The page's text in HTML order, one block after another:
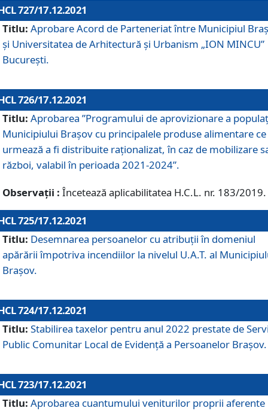
727/17.12.2021
Titlu: Aprobare Acord de Parteneriat între Municipiul
și Universitatea de Arhitectură și Urbanism „ION MINCU”
București.
726/17.12.2021
Titlu: Aprobarea ”Programului de aprovizionare a
Municipiului Braşov cu principalele produse alimentare ce
urmează a fi distribuite raționalizat, în caz de mobilizare
război, valabil în perioada 2021-2024”.
Observații : Încetează aplicabilitatea H.C.L. nr. 183/2019.
725/17.12.2021
Titlu: Desemnarea persoanelor cu atribuții în domeniul
apărării împotriva incendiilor la nivelul U.A.T. al
Brașov.
724/17.12.2021
Titlu: Stabilirea taxelor pentru anul 2022 prestate de
Public Comunitar Local de Evidență a Persoanelor Braşov.
723/17.12.2021
Titlu: Aprobarea cuantumului veniturilor proprii aferente